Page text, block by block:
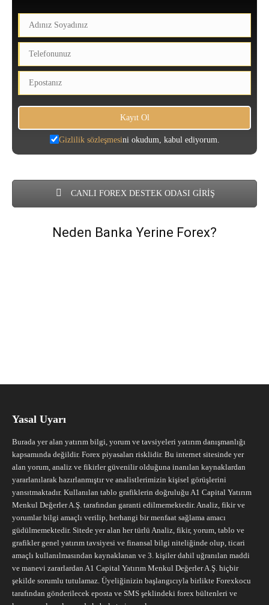
Gizlilik sözleşmesini okudum, kabul ediyorum.
CANLI FOREX DESTEK ODASI GİRİŞ
Neden Banka Yerine Forex?
Yasal Uyarı
Burada yer alan yatırım bilgi, yorum ve tavsiyeleri yatırım danışmanlığı
kapsamında değildir. Forex piyasaları risklidir. Bu internet sitesinde yer
alan yorum, analiz ve fikirler güvenilir olduğuna inanılan kaynaklardan
yararlanılarak hazırlanmıştır ve analistlerimizin kişisel görüşlerini
yansıtmaktadır. Kullanılan tablo grafiklerin doğruluğu A1 Capital Yatırım
Menkul Değerler A.Ş. tarafından garanti edilmemektedir. Analiz, fikir ve
yorumlar bilgi amaçlı verilip, herhangi bir menfaat sağlama amacı
güdülmemektedir. Sitede yer alan her türlü Analiz, fikir, yorum, tablo ve
grafikler genel yatırım tavsiyesi ve finansal bilgi niteliğinde olup, ticari
amaçlı kullanılmasından kaynaklanan ve 3. kişiler dahil uğranılan maddi
ve manevi zararlardan A1 Capital Yatırım Menkul Değerler A.Ş. hiçbir
şekilde sorumlu tutulamaz. Üyeliğinizin başlangıcıyla birlikte Forexkocu
tarafından gönderilecek eposta ve SMS şeklindeki forex bültenleri ve